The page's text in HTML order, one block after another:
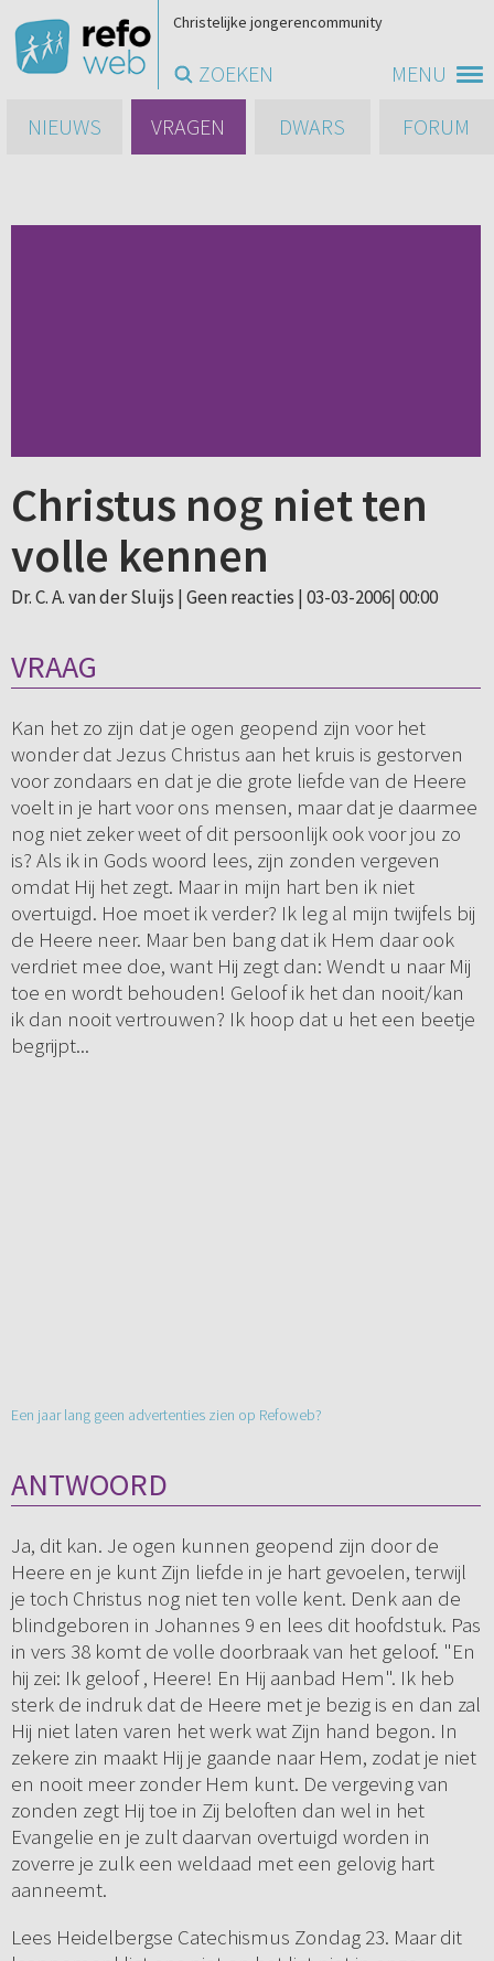
MENU
Christelijke jongerencommunity
ZOEKEN
NIEUWS
VRAGEN DWARS FORUM
Christus nog niet ten
volle kennen
Dr. C. A. van der Sluijs | Geen reacties | 03-03-2006| 00:00
VRAAG
Kan het zo zijn dat je ogen geopend zijn voor het
wonder dat Jezus Christus aan het kruis is gestorven
voor zondaars en dat je die grote liefde van de Heere
voelt in je hart voor ons mensen, maar dat je daarmee
nog niet zeker weet of dit persoonlijk ook voor jou zo
is? Als ik in Gods woord lees, zijn zonden vergeven
omdat Hij het zegt. Maar in mijn hart ben ik niet
overtuigd. Hoe moet ik verder? Ik leg al mijn twijfels bij
de Heere neer. Maar ben bang dat ik Hem daar ook
verdriet mee doe, want Hij zegt dan: Wendt u naar Mij
toe en wordt behouden! Geloof ik het dan nooit/kan
ik dan nooit vertrouwen? Ik hoop dat u het een beetje
begrijpt...
Een jaar lang geen advertenties zien op Refoweb?
ANTWOORD
Ja, dit kan. Je ogen kunnen geopend zijn door de
Heere en je kunt Zijn liefde in je hart gevoelen, terwijl
je toch Christus nog niet ten volle kent. Denk aan de
blindgeboren in Johannes 9 en lees dit hoofdstuk. Pas
in vers 38 komt de volle doorbraak van het geloof. "En
hij zei: Ik geloof , Heere! En Hij aanbad Hem". Ik heb
sterk de indruk dat de Heere met je bezig is en dan zal
Hij niet laten varen het werk wat Zijn hand begon. In
zekere zin maakt Hij je gaande naar Hem, zodat je niet
en nooit meer zonder Hem kunt. De vergeving van
zonden zegt Hij toe in Zij beloften dan wel in het
Evangelie en je zult daarvan overtuigd worden in
zoverre je zulk een weldaad met een gelovig hart
aanneemt.
Lees Heidelbergse Catechismus Zondag 23. Maar dit